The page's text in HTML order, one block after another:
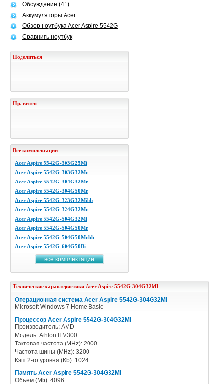
Обсуждение (41)
Аккумуляторы Acer
Обзор ноутбука Acer Aspire 5542G
Сравнить ноутбук
Поделиться
Нравится
Все комплектации
Acer Aspire 5542G-303G25Mi
Acer Aspire 5542G-303G32Mn
Acer Aspire 5542G-304G32Mn
Acer Aspire 5542G-304G50Mn
Acer Aspire 5542G-323G32Mibb
Acer Aspire 5542G-324G32Mn
Acer Aspire 5542G-504G32Mi
Acer Aspire 5542G-504G50Mn
Acer Aspire 5542G-504G50Mnbb
Acer Aspire 5542G-604G50Bi
все комплектации
Технические характеристики Acer Aspire 5542G-304G32MI
Операционная система Acer Aspire 5542G-304G32MI
Microsoft Windows 7 Home Basic
Процессор Acer Aspire 5542G-304G32MI
Производитель: AMD
Модель: Athlon II M300
Тактовая частота (MHz): 2000
Частота шины (MHz): 3200
Кэш 2-го уровня (Kb): 1024
Память Acer Aspire 5542G-304G32MI
Объем (Mb): 4096